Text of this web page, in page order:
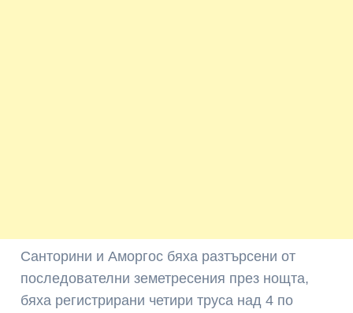
Санторини и Аморгос бяха разтърсени от
последователни земетресения през нощта,
бяха регистрирани четири труса над 4 по